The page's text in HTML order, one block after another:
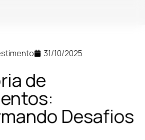
31/10/2025
de
Desafios